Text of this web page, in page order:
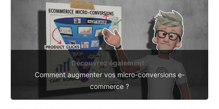
Découvrez également :
Comment augmenter vos micro-conversions e-
commerce ?